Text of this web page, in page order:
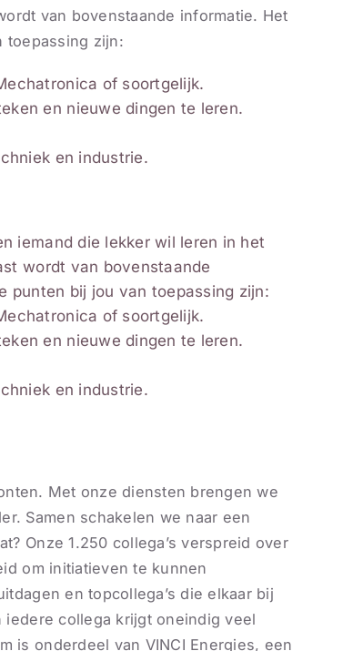
van bovenstaande informatie. Het
toepassing zijn:
of soortgelijk.
en nieuwe dingen te leren.
en industrie.
iemand die lekker wil leren in het
wordt van bovenstaande
punten bij jou van toepassing zijn:
of soortgelijk.
en nieuwe dingen te leren.
en industrie.
Met onze diensten brengen we
Samen schakelen we naar een
Onze 1.250 collega’s verspreid over
om initiatieven te kunnen
en topcollega’s die elkaar bij
iedere collega krijgt oneindig veel
is onderdeel van VINCI Energies, een